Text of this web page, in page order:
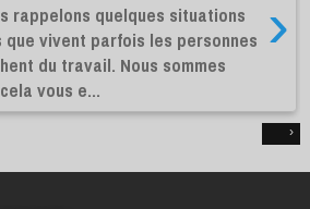
›
rappelons quelques situations
vivent parfois les personnes
du travail. Nous sommes
vous e...
›